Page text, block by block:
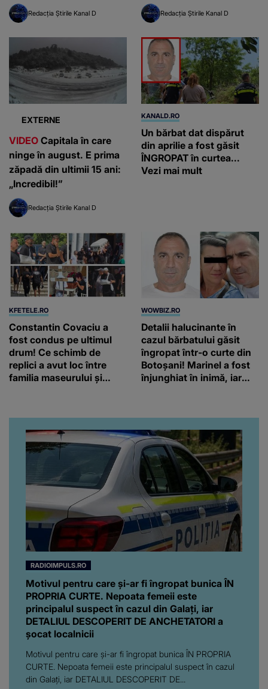
Redacția Știrile Kanal D Redacția Știrile Kanal D
EXTERNE
VIDEO Capitala în care
ninge în august. E prima
zăpadă din ultimii 15 ani:
„Incredibil!”
Redacția Știrile Kanal D
KANALD.RO
Un bărbat dat dispărut
din aprilie a fost găsit
ÎNGROPAT în curtea...
Vezi mai mult
KFETELE.RO
Constantin Covaciu a
fost condus pe ultimul
drum! Ce schimb de
replici a avut loc între
familia maseurului și
obrazul.”
WOWBIZ.RO
Detalii halucinante în
cazul bărbatului găsit
îngropat într-o curte din
Botoșani! Marinel a fost
înjunghiat în inimă, iar
RADIOIMPULS.RO
Motivul pentru care și-ar fi îngropat bunica ÎN
PROPRIA CURTE. Nepoata femeii este
principalul suspect în cazul din Galați, iar
DETALIUL DESCOPERIT DE ANCHETATORI a
șocat localnicii
Motivul pentru care și-ar fi îngropat bunica ÎN PROPRIA
CURTE. Nepoata femeii este principalul suspect în cazul
din Galați, iar DETALIUL DESCOPERIT DE...